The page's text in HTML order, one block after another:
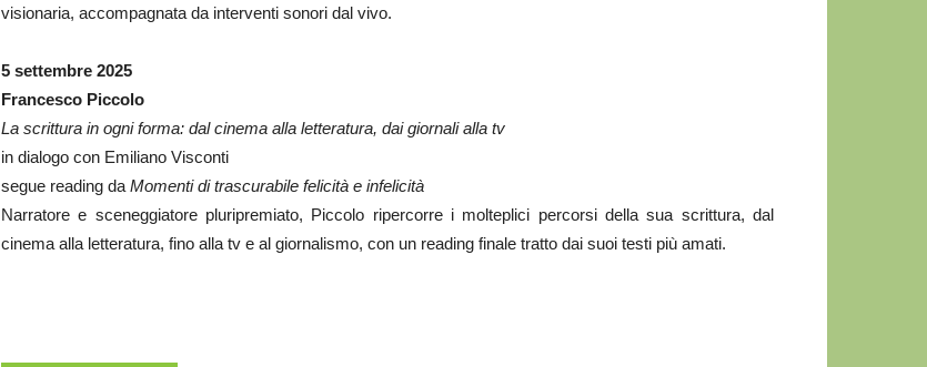
visionaria, accompagnata da interventi sonori dal vivo.
5 settembre 2025
Francesco Piccolo
La scrittura in ogni forma: dal cinema alla letteratura, dai giornali alla tv
in dialogo con Emiliano Visconti
segue reading da Momenti di trascurabile felicità e infelicità
Narratore e sceneggiatore pluripremiato, Piccolo ripercorre i molteplici percorsi della sua scrittura, dal
cinema alla letteratura, fino alla tv e al giornalismo, con un reading finale tratto dai suoi testi più amati.